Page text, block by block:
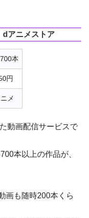
アニメストア
本
円
メ
動画配信サービスで
本以上の作品が、
画も随時200本くら